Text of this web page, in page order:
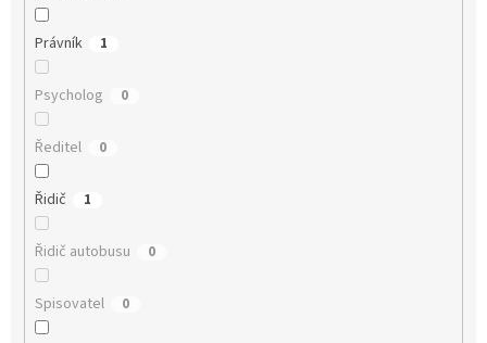
Právník 1
Psycholog 0
Ředitel 0
Řidič 1
Řidič autobusu 0
Spisovatel 0